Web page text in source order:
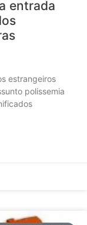
entrada
estrangeiros
polissemia